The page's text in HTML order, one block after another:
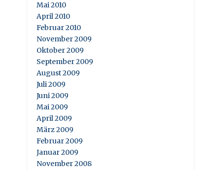
Mai 2010
April 2010
Februar 2010
November 2009
Oktober 2009
September 2009
August 2009
Juli 2009
Juni 2009
Mai 2009
April 2009
März 2009
Februar 2009
Januar 2009
November 2008